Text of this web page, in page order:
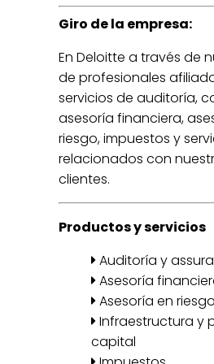
Giro de la empresa:
En Deloitte a través de
de profesionales
servicios de auditoría,
asesoría financiera,
riesgo, impuestos y
relacionados con
clientes.
Productos y servicios
Auditoría y
Asesoría
Asesoría en
Infraestructura y
capital